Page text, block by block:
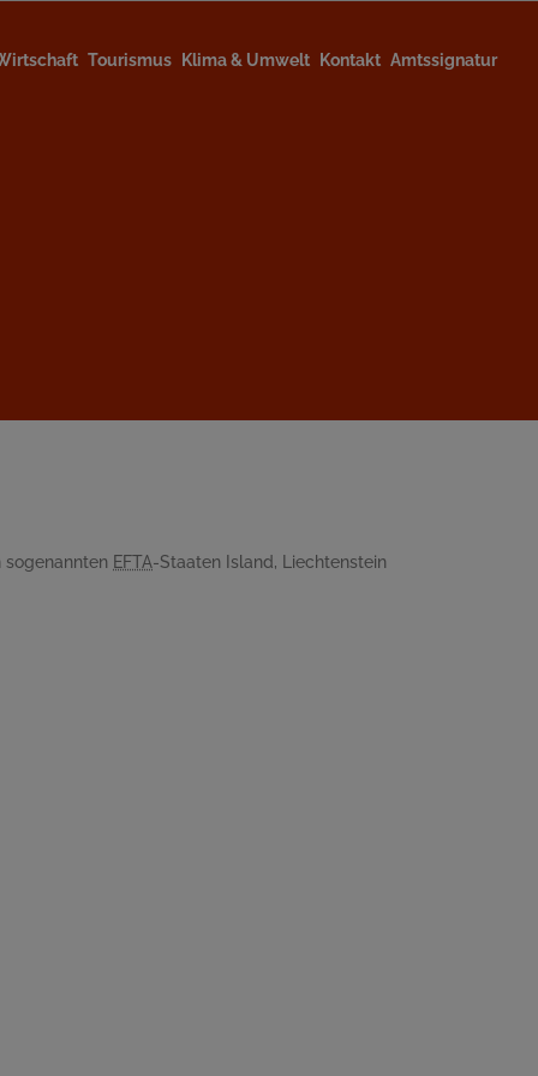
Tourismus Klima & Umwelt Kontakt Amtssignatur
sogenannten EFTA-Staaten Island, Liechtenstein